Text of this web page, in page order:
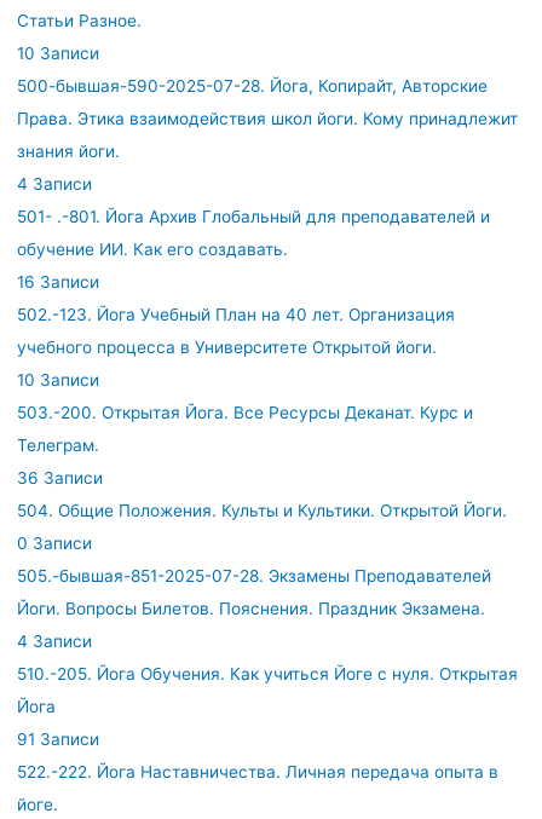
Статьи Разное.
10 Записи
500-бывшая-590-2025-07-28. Йога, Копирайт, Авторские
Права. Этика взаимодействия школ йоги. Кому принадлежит
знания йоги.
4 Записи
501- .-801. Йога Архив Глобальный для преподавателей и
обучение ИИ. Как его создавать.
16 Записи
502.-123. Йога Учебный План на 40 лет. Организация
учебного процесса в Университете Открытой йоги.
10 Записи
503.-200. Открытая Йога. Все Ресурсы Деканат. Курс и
Телеграм.
36 Записи
504. Общие Положения. Культы и Культики. Открытой Йоги.
0 Записи
505.-бывшая-851-2025-07-28. Экзамены Преподавателей
Йоги. Вопросы Билетов. Пояснения. Праздник Экзамена.
4 Записи
510.-205. Йога Обучения. Как учиться Йоге с нуля. Открытая
Йога
91 Записи
522.-222. Йога Наставничества. Личная передача опыта в
йоге.